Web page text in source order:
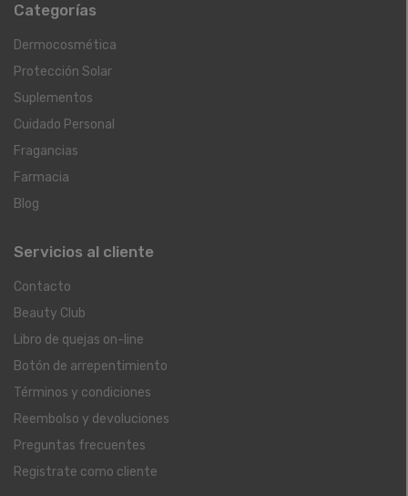
Categorías
Dermocosmética
Protección Solar
Suplementos
Cuidado Personal
Fragancias
Farmacia
Blog
Servicios al cliente
Contacto
Beauty Club
Libro de quejas on-line
Botón de arrepentimiento
Términos y condiciones
Reembolso y devoluciones
Preguntas frecuentes
Registrate como cliente